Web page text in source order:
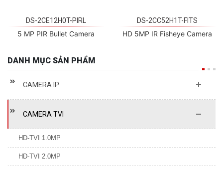
DS-2CE12H0T-PIRL
5 MP PIR Bullet Camera
DS-2CC52H1T-FITS
HD 5MP IR Fisheye Camera
DANH MỤC SẢN PHẨM
CAMERA IP
CAMERA TVI
HD-TVI 1.0MP
HD-TVI 2.0MP